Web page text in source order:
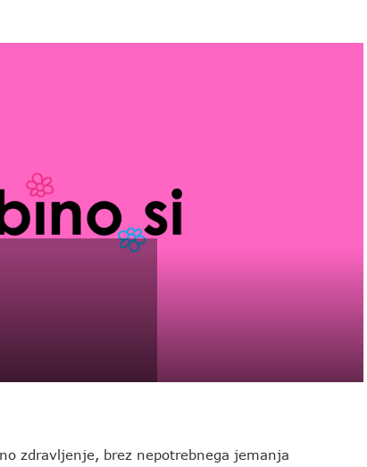
zdravljenje, brez nepotrebnega jemanja